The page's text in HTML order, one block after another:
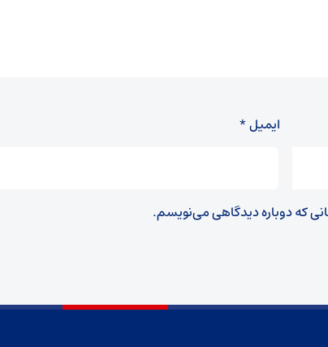
ایمیل*
که دوباره دیدگاهی می‌نویسم.